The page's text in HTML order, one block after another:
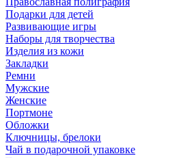
Подарки для детей
Развивающие игры
Наборы для творчества
Изделия из кожи
Закладки
Ремни
Мужские
Женские
Портмоне
Обложки
Ключницы, брелоки
Чай в подарочной упаковке